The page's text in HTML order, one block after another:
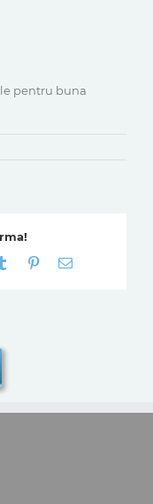
pentru buna
Tumblr Pinterest
E-